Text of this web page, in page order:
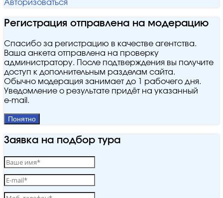
Авторизоваться
Регистрация отправлена на модерацию
Спасибо за регистрацию в качестве агентства.
Ваша анкета отправлена на проверку
администратору. После подтверждения вы получите
доступ к дополнительным разделам сайта.
Обычно модерация занимает до 1 рабочего дня.
Уведомление о результате придёт на указанный
e‑mail.
Понятно
Заявка на подбор тура